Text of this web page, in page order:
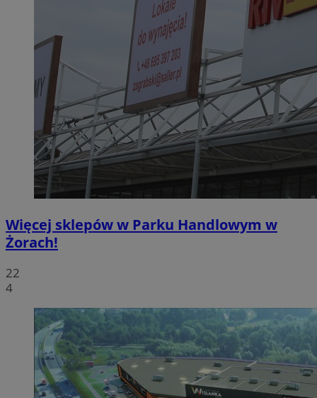
Więcej sklepów w Parku Handlowym w
Żorach!
22
4